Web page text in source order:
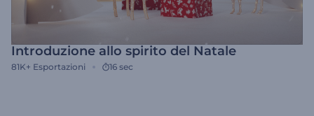
Introduzione allo spirito del Natale
81K+ Esportazioni 16 sec